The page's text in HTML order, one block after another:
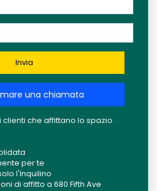
Invia
una chiamata
clienti che affittano lo spazio
per te
l'Inquilino
di affitto a 680 Fifth Ave